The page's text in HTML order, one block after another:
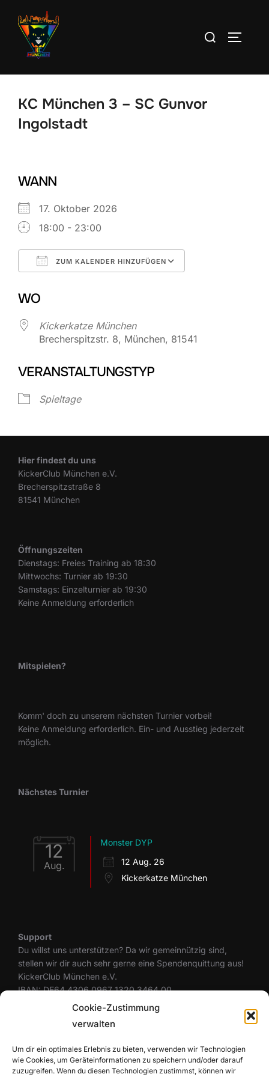
Cookie-Zustimmung
verwalten
Um dir ein optimales Erlebnis zu bieten, verwenden wir Technologien
wie Cookies, um Geräteinformationen zu speichern und/oder darauf
zuzugreifen. Wenn du diesen Technologien zustimmst, können wir
Inhalt
springen
Suchen
KC München 3 – SC Gunvor
Ingolstadt
WANN
17. Oktober 2026
18:00 - 23:00
ZUM KALENDER HINZUFÜGEN
WO
Kickerkatze München
Brecherspitzstr. 8, München, 81541
VERANSTALTUNGSTYP
Spieltage
Hier findest du uns
KickerClub München e.V.
Brecherspitzstraße 8
81541 München
Öffnungszeiten
Dienstags: Freies Training ab 18:30
Mittwochs: Turnier ab 19:30
Samstags: Einzelturnier ab 19:30
Keine Anmeldung erforderlich
Mitspielen?
Komm' doch zu unserem nächsten Turnier vorbei!
Keine Anmeldung erforderlich. Ein- und Ausstieg jederzeit
möglich.
Nächstes Turnier
12
Aug.
Monster DYP
12 Aug. 26
Kickerkatze München
Support
Du willst uns unterstützen? Da wir gemeinnützig sind,
stellen wir dir auch sehr gerne eine Spendenquittung aus!
KickerClub München e.V.
IBAN: DE64 4306 0967 1320 3464 00
BIC: GENODEM1GLS
Rechtliches
Datenschutzerklärung